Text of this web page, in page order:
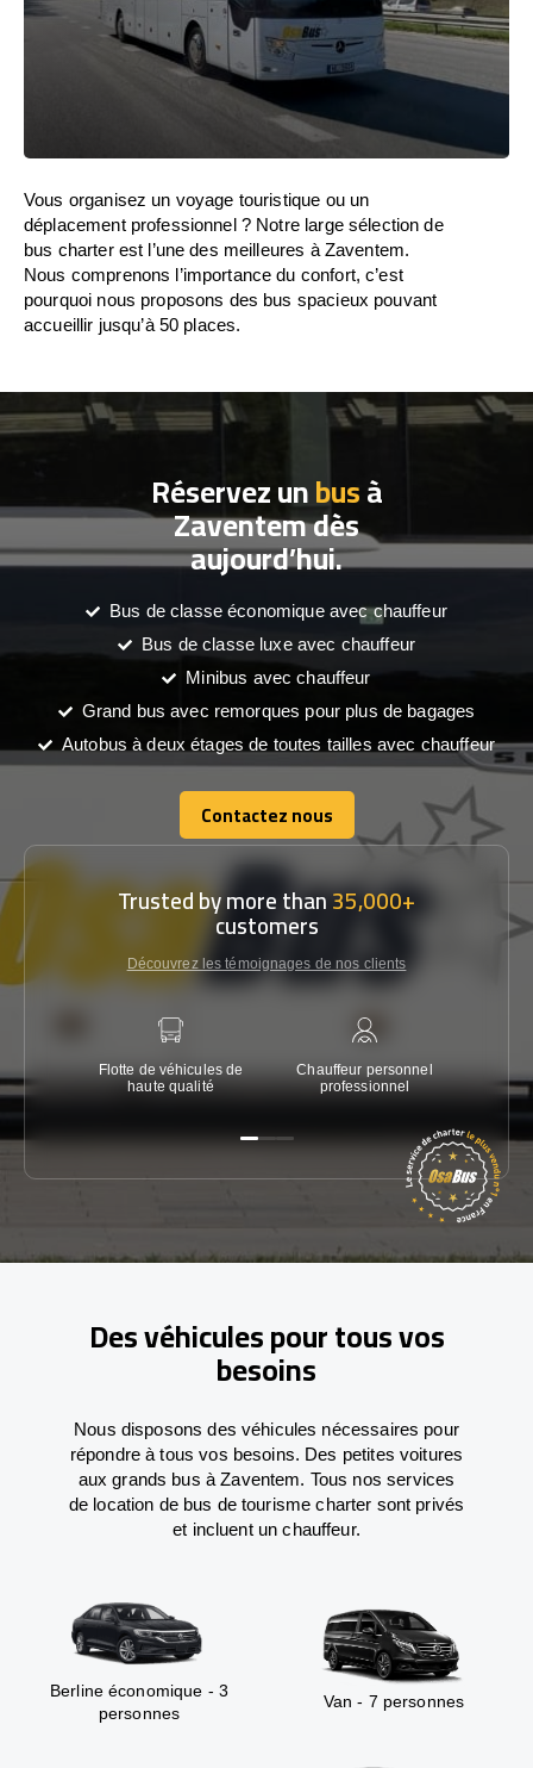
Vous organisez un voyage touristique ou un
déplacement professionnel ? Notre large sélection de
bus charter est l’une des meilleures à Zaventem.
Nous comprenons l’importance du confort, c’est
pourquoi nous proposons des bus spacieux pouvant
accueillir jusqu’à 50 places.
Réservez unbusà
Zaventem dès
aujourd’hui.
Bus de classe économique avec chauffeur
Bus de classe luxe avec chauffeur
Minibus avec chauffeur
Grand bus avec remorques pour plus de bagages
Autobus à deux étages de toutes tailles avec chauffeur
Contactez nous
Contactez nous
Trusted by more than35,000+
customers
Découvrez les témoignages de nos clients
Flotte de véhicules de
haute qualité
Chauffeur personnel
professionnel
Des véhicules pour tous vos
besoins
Nous disposons des véhicules nécessaires pour
répondre à tous vos besoins. Des petites voitures
aux grands bus à Zaventem. Tous nos services
de location de bus de tourisme charter sont privés
et incluent un chauffeur.
Berline économique - 3
personnes
Van - 7 personnes